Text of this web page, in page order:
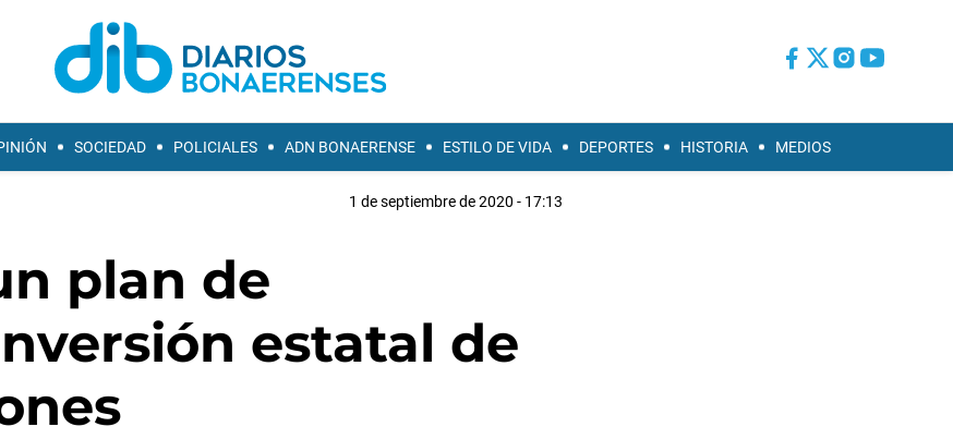
SOCIEDAD POLICIALES ADN BONAERENSE ESTILO DE VIDA DEPORTES HISTORIA MEDIOS
1 de septiembre de 2020 - 17:13
plan de
estatal de